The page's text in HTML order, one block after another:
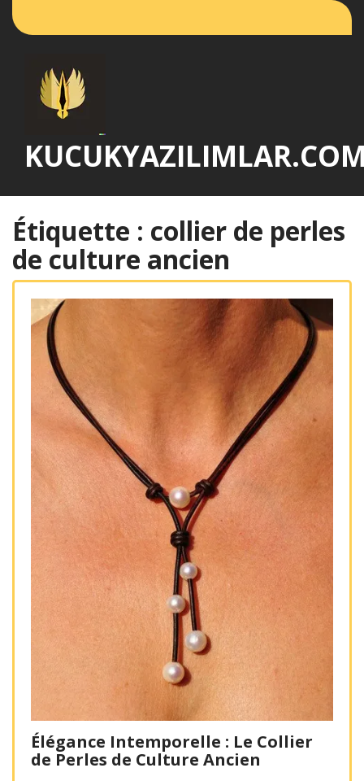
Étiquette : collier de perles
de culture ancien
Élégance Intemporelle : Le Collier
de Perles de Culture Ancien